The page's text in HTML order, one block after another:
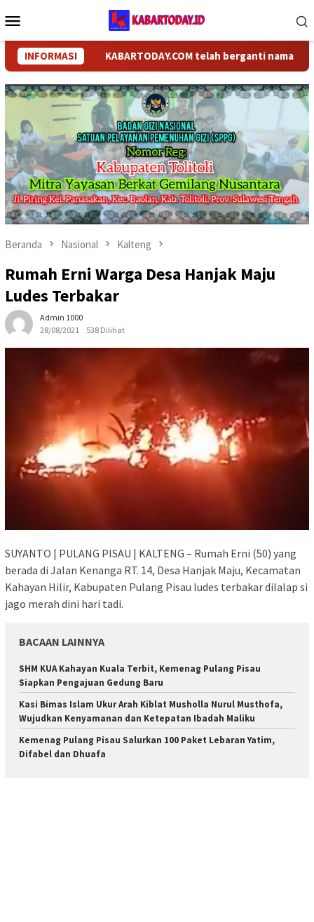
ke
Mobile
INFORMASI KABARTODAY.COM telah berganti nama
Beranda Nasional Kalteng
Rumah Erni Warga Desa Hanjak Maju
Ludes Terbakar
Admin 1000
28/08/2021
538 Dilihat
SUYANTO | PULANG PISAU | KALTENG – Rumah Erni (50) yang
berada di Jalan Kenanga RT. 14, Desa Hanjak Maju, Kecamatan
Kahayan Hilir, Kabupaten Pulang Pisau ludes terbakar dilalap si
jago merah dini hari tadi.
BACAAN LAINNYA
SHM KUA Kahayan Kuala Terbit, Kemenag Pulang Pisau
Siapkan Pengajuan Gedung Baru
Kasi Bimas Islam Ukur Arah Kiblat Musholla Nurul Musthofa,
Wujudkan Kenyamanan dan Ketepatan Ibadah Maliku
Kemenag Pulang Pisau Salurkan 100 Paket Lebaran Yatim,
Difabel dan Dhuafa